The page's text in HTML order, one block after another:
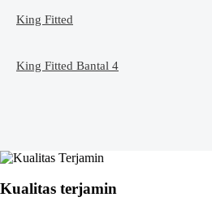
King Fitted
King Fitted Bantal 4
Kualitas terjamin